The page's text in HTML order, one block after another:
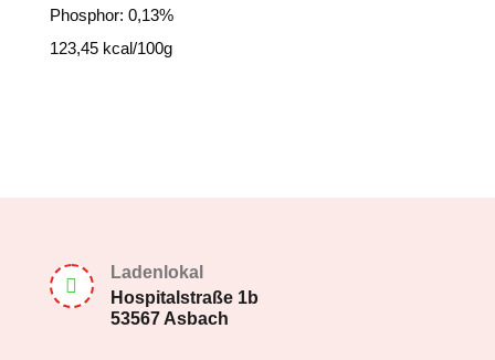
Phosphor: 0,13%
123,45 kcal/100g

Ladenlokal
Hospitalstraße 1b
53567 Asbach